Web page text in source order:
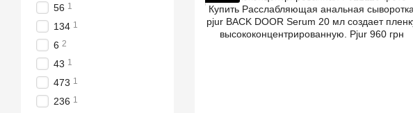
56 1
134 1
6 2
43 1
473 1
236 1